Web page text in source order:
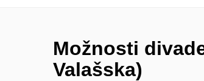
Možnosti
Valašska)